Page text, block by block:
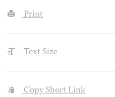
Print
Text Size
Copy Short Link